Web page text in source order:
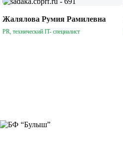
Жалялова Румия Рамилевна
PR, технический IT- специалист